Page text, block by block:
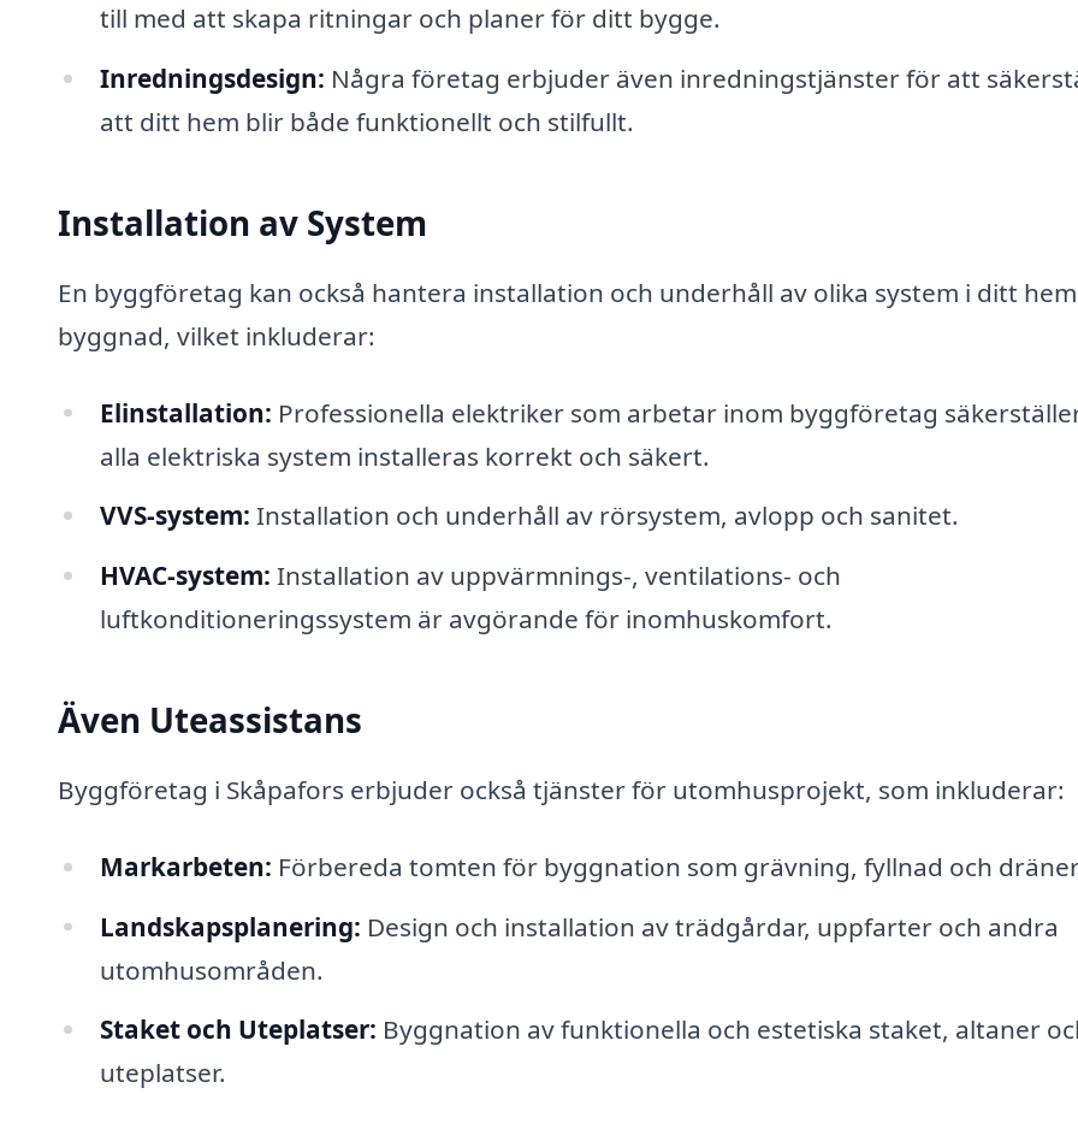
till med att skapa ritningar och planer för ditt bygge.
Inredningsdesign: Några företag erbjuder även inredningstjänster för att
att ditt hem blir både funktionellt och stilfullt.
Installation av System
En byggföretag kan också hantera installation och underhåll av olika system i ditt
byggnad, vilket inkluderar:
Elinstallation: Professionella elektriker som arbetar inom byggföretag
alla elektriska system installeras korrekt och säkert.
VVS-system: Installation och underhåll av rörsystem, avlopp och sanitet.
HVAC-system: Installation av uppvärmnings-, ventilations- och
luftkonditioneringssystem är avgörande för inomhuskomfort.
Även Uteassistans
Byggföretag i Skåpafors erbjuder också tjänster för utomhusprojekt, som inkluderar:
Markarbeten: Förbereda tomten för byggnation som grävning, fyllnad och
Landskapsplanering: Design och installation av trädgårdar, uppfarter och andra
utomhusområden.
Staket och Uteplatser: Byggnation av funktionella och estetiska staket, altaner
uteplatser.